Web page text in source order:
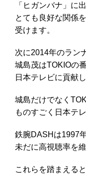
「ヒガンバナ」に
とても良好な関係
受けます。
次に2014年のラン
城島茂はTOKIOの
日本テレビに貢献
城島だけでなく
ものすごく日本テ
鉄腕DASHは1997
未だに高視聴率を
これらを踏まえる